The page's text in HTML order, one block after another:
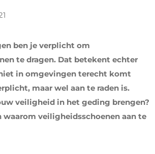
ben je verplicht om
te dragen. Dat betekent echter
in omgevingen terecht komt
maar wel aan te raden is.
veiligheid in het geding brengen?
waarom veiligheidsschoenen aan te